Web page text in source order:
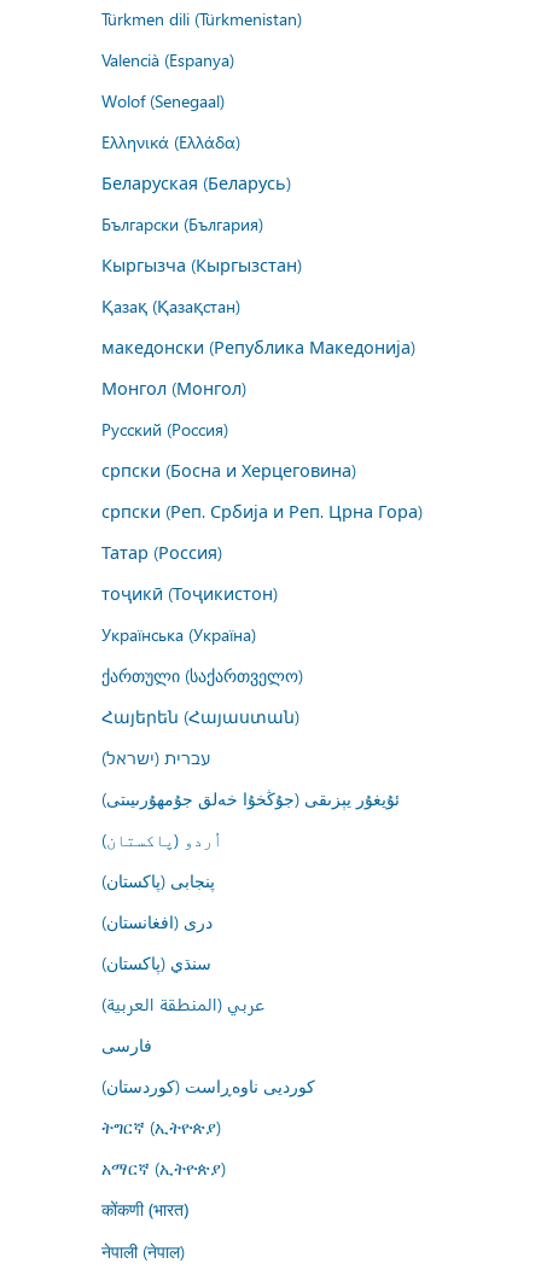
Türkmen dili (Türkmenistan)
Valencià (Espanya)
Wolof (Senegaal)
Ελληνικά (Ελλάδα)
Беларуская (Беларусь)
Български (България)
Кыргызча (Кыргызстан)
Қазақ (Қазақстан)
македонски (Република Македонија)
Монгол (Монгол)
Русский (Россия)
српски (Босна и Херцеговина)
српски (Реп. Србија и Реп. Црна Гора)
Татар (Россия)
тоҷикӣ (Тоҷикистон)
Українська (Україна)
ქართული (საქართველო)
Հայերեն (Հայաստան)
עברית (ישראל)
ئۇيغۇر يېزىقى (جۇڭخۇا خەلق جۇمھۇرىيىتى)
اُردو (پاکستان)
پنجابی (پاکستان)
درى (افغانستان)
سنڌي (پاکستان)
عربي (المنطقة العربية)
فارسى
کوردیی ناوەڕاست (کوردستان)
ትግርኛ (ኢትዮጵያ)
አማርኛ (ኢትዮጵያ)
कोंकणी (भारत)
नेपाली (नेपाल)